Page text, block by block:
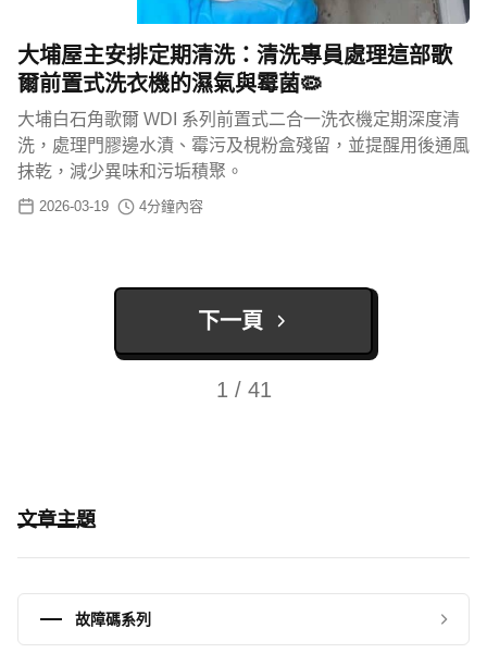
大埔屋主安排定期清洗：清洗專員處理這部歌
爾前置式洗衣機的濕氣與霉菌🦠
大埔白石角歌爾 WDI 系列前置式二合一洗衣機定期深度清
洗，處理門膠邊水漬、霉污及梘粉盒殘留，並提醒用後通風
抹乾，減少異味和污垢積聚。
2026-03-19 4分鐘內容
下一頁
1 / 41
文章主題
故障碼系列